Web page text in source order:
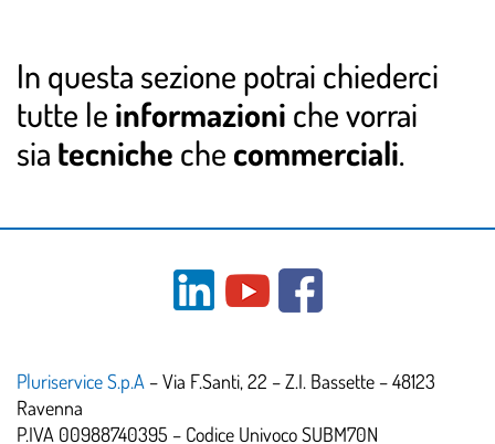
In questa sezione potrai chiederci
tutte le informazioni che vorrai
sia tecniche che commerciali.
Pluriservice S.p.A – Via F.Santi, 22 – Z.I. Bassette – 48123
Ravenna
P.IVA 00988740395 – Codice Univoco SUBM70N